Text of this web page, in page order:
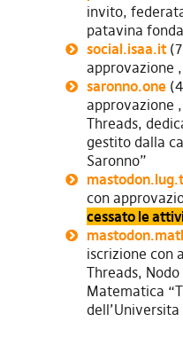
invito,
patavina
social.isaa.it(7
approvazione ,
saronno.one(4
approvazione
Threads,
gestito dalla
Saronno”
con
cessato le
iscrizione con
Threads,
Matematica